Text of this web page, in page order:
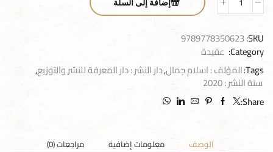
إضافة إلى السلة
SKU:
9789778350623
Category: عقيدة
Tags: المؤلف : اسلام جمال,دار النشر : دار المعرفة للنشر والتوزيع,
سنة النشر : 2020
Share:
الوصف معلومات إضافية مراجعات (0)